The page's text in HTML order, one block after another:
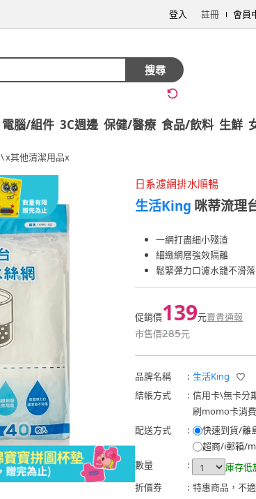
登入 註冊 會員
搜尋
電腦/組件 3C週邊 保健/醫療 食品/飲料 生鮮
\x其他清潔用品x
日系濾網排水順暢
生活King 咪蒂流理
一網打盡細小殘渣
細緻網層強效隔離
鬆緊彈力口濾水籠不滑落
促銷價139元賣貴通報
市售價285元
品牌名稱 : 生活King
結帳方式
: 信用卡\無卡分
刷momo卡消
配送方式
:
快速到貨/離
超商/i郵箱/
數量
:
庫存低
折價券
: 特惠商品，不